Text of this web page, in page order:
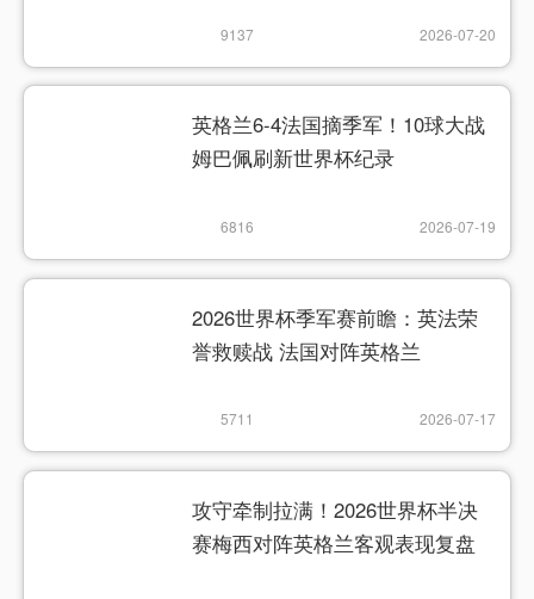
9137 2026-07-20
英格兰6-4法国摘季军！10球大战
姆巴佩刷新世界杯纪录
6816 2026-07-19
2026世界杯季军赛前瞻：英法荣
誉救赎战 法国对阵英格兰
5711 2026-07-17
攻守牵制拉满！2026世界杯半决
赛梅西对阵英格兰客观表现复盘